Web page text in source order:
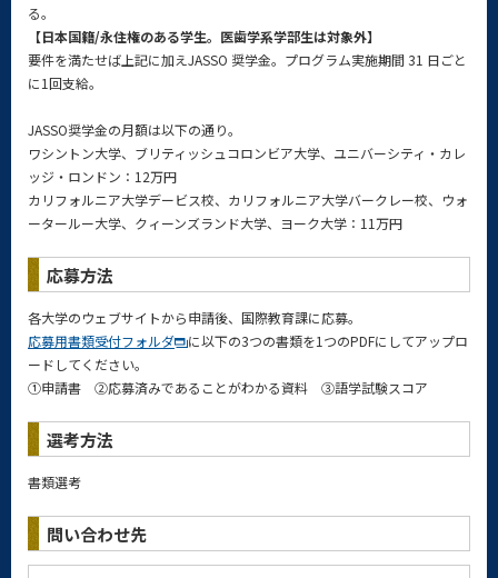
る。
【日本国籍/永住権のある学生。医歯学系学部生は対象外】
要件を満たせば上記に加えJASSO 奨学金。プログラム実施期間 31 日ごと
に1回支給。
JASSO奨学金の月額は以下の通り。
ワシントン大学、ブリティッシュコロンビア大学、ユニバーシティ・カレ
ッジ・ロンドン：12万円
カリフォルニア大学デービス校、カリフォルニア大学バークレー校、ウォ
ータールー大学、クィーンズランド大学、ヨーク大学：11万円
応募方法
各大学のウェブサイトから申請後、国際教育課に応募。
応募用書類受付フォルダ
に以下の3つの書類を1つのPDFにしてアップロ
ードしてください。
①申請書 ②応募済みであることがわかる資料 ③語学試験スコア
選考方法
書類選考
問い合わせ先